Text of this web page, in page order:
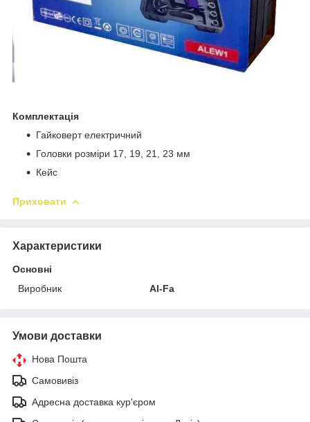
Комплектація
Гайковерт електричний
Головки розміри 17, 19, 21, 23 мм
Кейс
Приховати
Характеристики
Основні
Виробник
Al-Fa
Умови доставки
Нова Пошта
Самовивіз
Адресна доставка кур'єром